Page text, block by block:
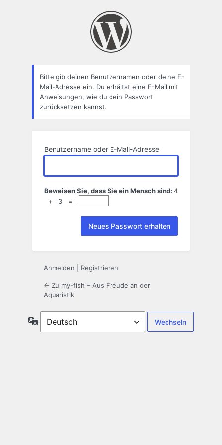
Bitte gib deinen Benutzernamen oder deine E-
Mail-Adresse ein. Du erhältst eine E-Mail mit
Anweisungen, wie du dein Passwort
zurücksetzen kannst.
Benutzername oder E-Mail-Adresse
Beweisen Sie, dass Sie ein Mensch sind: 4
+ 3 =
Anmelden Registrieren
← Zu my-fish – Aus Freude an der
Aquaristik
Sprache